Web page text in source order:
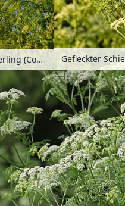
Gefleckter Schierling (Conium maculatum)